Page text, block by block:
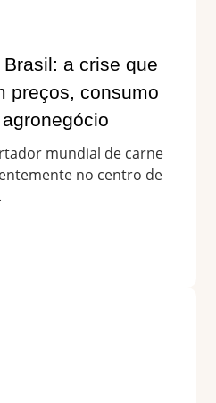
a crise que
preços, consumo
mundial de carne
no centro de